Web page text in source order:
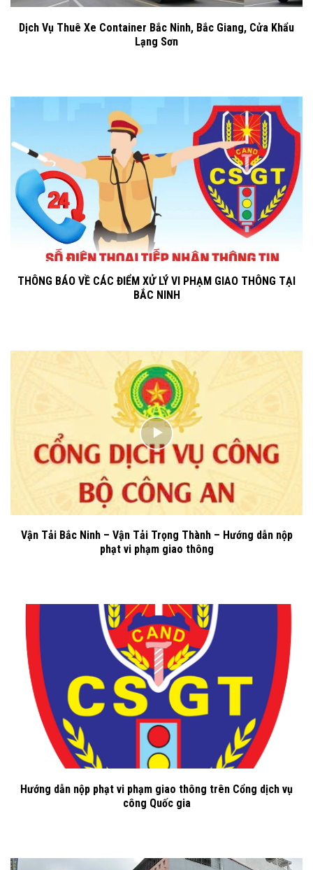
Dịch Vụ Thuê Xe Container Bắc Ninh, Bắc Giang, Cửa Khẩu
Lạng Sơn
THÔNG BÁO VỀ CÁC ĐIỂM XỬ LÝ VI PHẠM GIAO THÔNG TẠI
BẮC NINH
Vận Tải Bắc Ninh – Vận Tải Trọng Thành – Hướng dẫn nộp
phạt vi phạm giao thông
Hướng dẫn nộp phạt vi phạm giao thông trên Cổng dịch vụ
công Quốc gia